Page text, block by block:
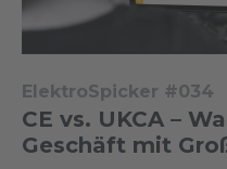
ElektroSpicker #034
CE vs. UKCA –
Geschäft mit